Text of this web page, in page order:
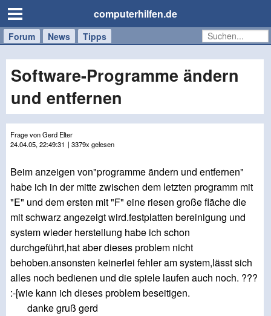
computerhilfen.de
Forum News Tipps
Handy
Tablet
Windows
Mac
Software-Programme ändern
und entfernen
Frage von Gerd Elter
24.04.05, 22:49:31 | 3379x gelesen
Beim anzeigen von"programme ändern und entfernen"
habe ich in der mitte zwischen dem letzten programm mit
"E" und dem ersten mit "F" eine riesen große fläche die
mit schwarz angezeigt wird.festplatten bereinigung und
system wieder herstellung habe ich schon
durchgeführt,hat aber dieses problem nicht
behoben.ansonsten keinerlei fehler am system,lässt sich
alles noch bedienen und die spiele laufen auch noch. ???
:-[wie kann ich dieses problem beseitigen.
danke gruß gerd